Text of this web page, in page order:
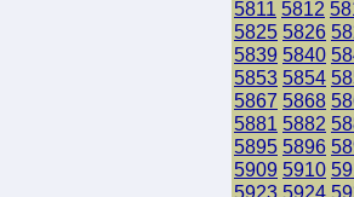
5811 5812
5825 5826
5839 5840
5853 5854
5867 5868
5881 5882
5895 5896
5909 5910
5923 5924